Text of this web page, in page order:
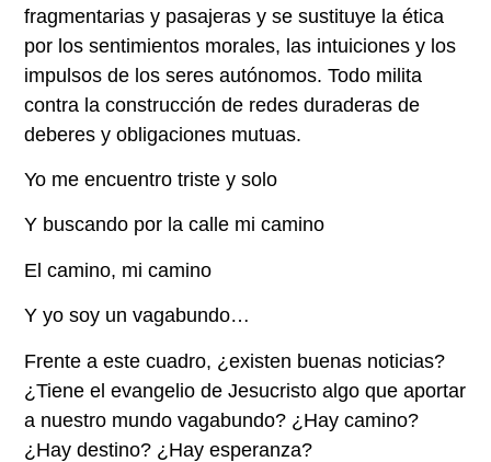
fragmentarias y pasajeras y se sustituye la ética
por los sentimientos morales, las intuiciones y los
impulsos de los seres autónomos. Todo milita
contra la construcción de redes duraderas de
deberes y obligaciones mutuas.
Yo me encuentro triste y solo
Y buscando por la calle mi camino
El camino, mi camino
Y yo soy un vagabundo…
Frente a este cuadro, ¿existen buenas noticias?
¿Tiene el evangelio de Jesucristo algo que aportar
a nuestro mundo vagabundo? ¿Hay camino?
¿Hay destino? ¿Hay esperanza?